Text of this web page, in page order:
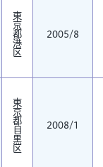
東
京
都
港
区
2005/8
東
京
都
目
黒
区
2008/1